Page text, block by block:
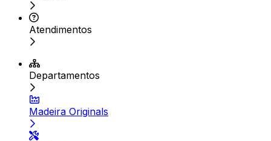
Atendimentos
Departamentos
Madeira Originals